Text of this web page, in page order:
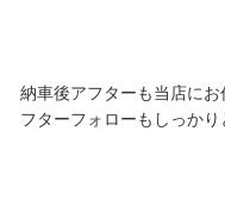
納車後アフターも当店に
フターフォローもしっかり